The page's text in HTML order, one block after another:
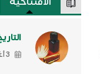
3 أغسطس, 2026